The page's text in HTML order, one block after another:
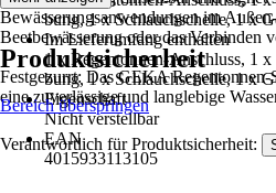
bung, 1 x Schlauchschelle, 1 x
Im Lieferumfang enthalten
1 x Regentonnen-Anschluss, 1
bung, 1 x Schlauchschelle, 1 x
Eigenschaft
Nicht verstellbar
EAN
4015933113105
Bewässerungsanwendungen im
Beetbewässerung oder das Verbinden
Festgezurrt: Das GEKA
eine zuverlässige und langlebige
Produktsicherheit
Bereich überspringen
Verantwortlich für Produktsicherheit: